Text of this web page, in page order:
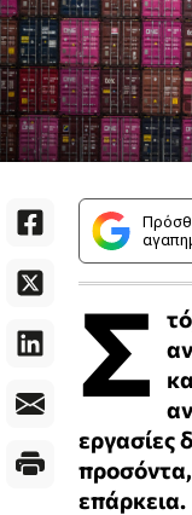
Σ
εργασίες
επάρκεια.